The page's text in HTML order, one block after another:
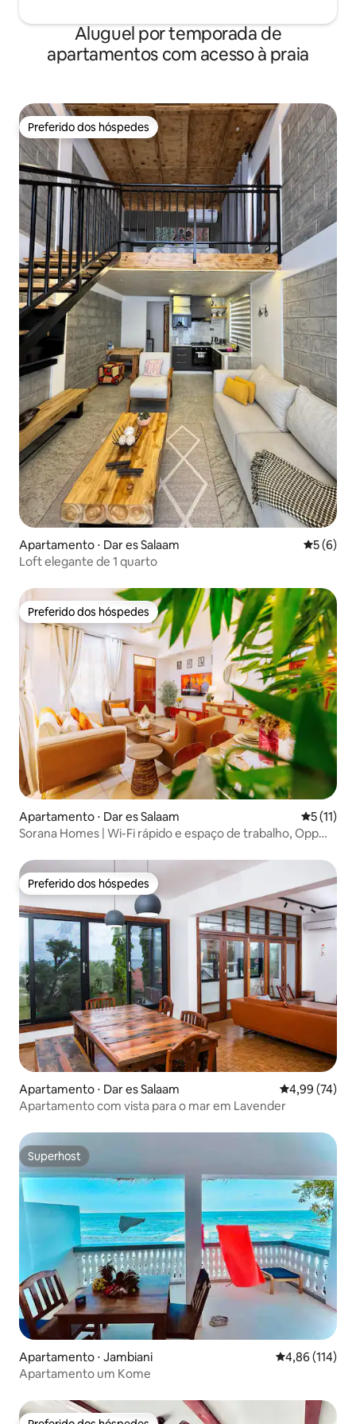
Aluguel por temporada de
apartamentos com acesso à praia
Preferido dos hóspedes
Preferido dos hóspedes
Apartamento ⋅ Dar es Salaam 5 de
5 (6)
Loft elegante de 1 quarto
Preferido dos hóspedes
Preferido dos hóspedes
Apartamento ⋅ Dar es Salaam 5 de uma
5 (11)
Sorana Homes | Wi-Fi rápido e espaço de trabalho, Opp
Preferido dos hóspedes
Preferido dos hóspedes
Apartamento ⋅ Dar es Salaam 4,99 de uma
4,99 (74)
Apartamento com vista para o mar em Lavender
Superhost
Superhost
Apartamento ⋅ Jambiani 4,86 de uma
4,86 (114)
Apartamento um Kome